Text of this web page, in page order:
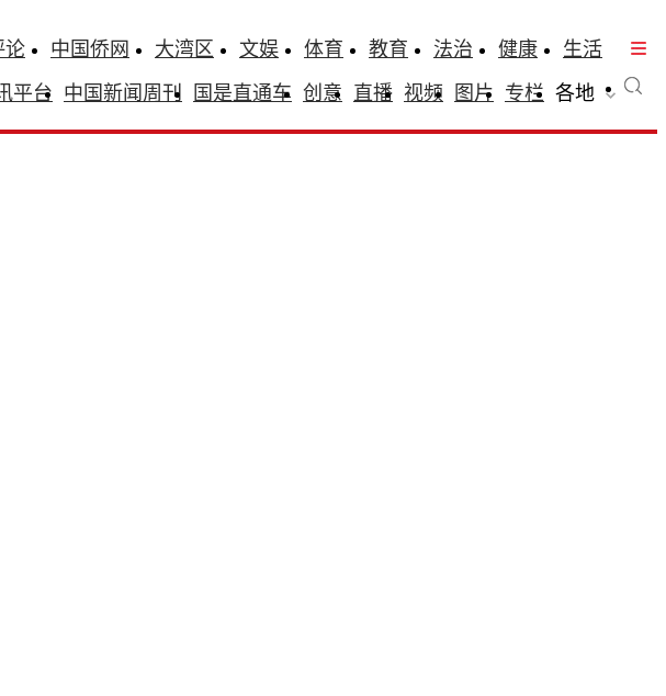
论 中国侨网 大湾区 文娱 体育 教育 法治 健康
生活
平台 中国新闻周刊 国是直通车 创意 直播 视频 图片 专栏 各地